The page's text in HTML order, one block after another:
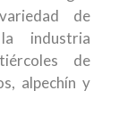
de
industria
de
alpechín y